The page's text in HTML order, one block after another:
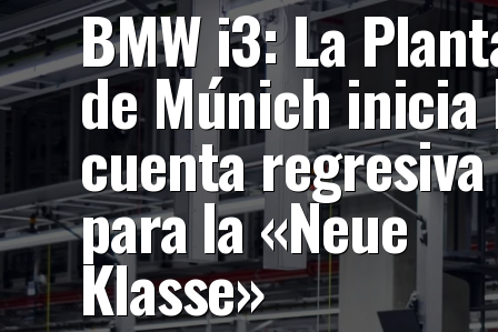
BMW i3: La
de Múnich inicia
cuenta regresiva
para la «Neue
Klasse»